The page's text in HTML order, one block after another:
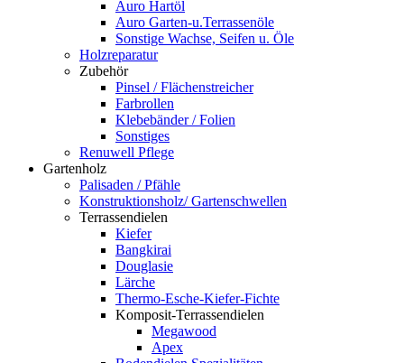
Auro Hartöl
Auro Garten-u.Terrassenöle
Sonstige Wachse, Seifen u. Öle
Holzreparatur
Zubehör
Pinsel / Flächenstreicher
Farbrollen
Klebebänder / Folien
Sonstiges
Renuwell Pflege
Gartenholz
Palisaden / Pfähle
Konstruktionsholz/ Gartenschwellen
Terrassendielen
Kiefer
Bangkirai
Douglasie
Lärche
Thermo-Esche-Kiefer-Fichte
Komposit-Terrassendielen
Megawood
Apex